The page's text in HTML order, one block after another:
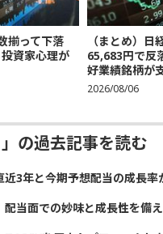
揃って下落
資家心理が
（まとめ）日
65,683円で
好業績銘柄が
2026/08/06
」の過去記事を読む
近3年と今期予想配当の成長
配当面での妙味と成長性を備